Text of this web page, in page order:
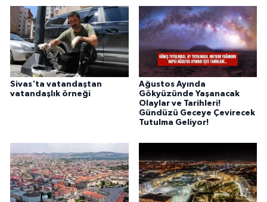
Sivas'ta vatandaştan
vatandaşlık örneği
Ağustos Ayında
Gökyüzünde Yaşanacak
Olaylar ve Tarihleri!
Gündüzü Geceye Çevirecek
Tutulma Geliyor!